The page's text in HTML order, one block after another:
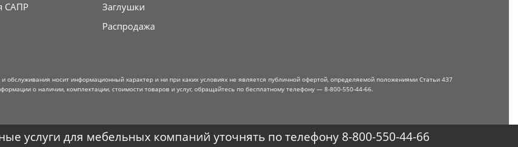
САПР
Заглушки
Распродажа
обслуживания носит информационный характер и ни при каких условиях не является публичной офертой, определяемой положениями Статьи 437
о наличии, комплектации, стоимости товаров и услуг, обращайтесь по бесплатному телефону — 8-800-550-44-66.
услуги для мебельных компаний уточнять по телефону 8-800-550-44-66